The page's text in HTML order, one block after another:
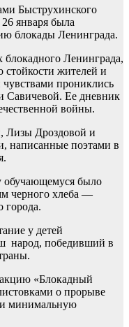
Быструхинского
января была
блокады Ленинграда.
блокадного Ленинграда,
стойкости жителей и
прониклись
Савичевой. Ее дневник
войны.
Лизы Дроздовой и
написанные поэтами в
обучающемуся было
черного хлеба —
города.
у детей
народ, победивший в
«Блокадный
о прорыве
минимальную